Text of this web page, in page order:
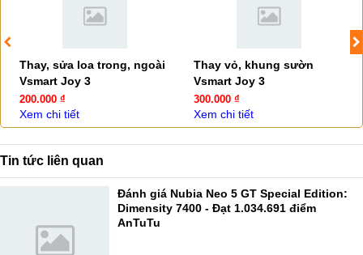
Thay, sửa loa trong, ngoài
Vsmart Joy 3
200.000 ₫
Xem chi tiết
Thay vỏ, khung sườn
Vsmart Joy 3
300.000 ₫
Xem chi tiết
Tin tức liên quan
Đánh giá Nubia Neo 5 GT Special Edition:
Dimensity 7400 - Đạt 1.034.691 điểm
AnTuTu